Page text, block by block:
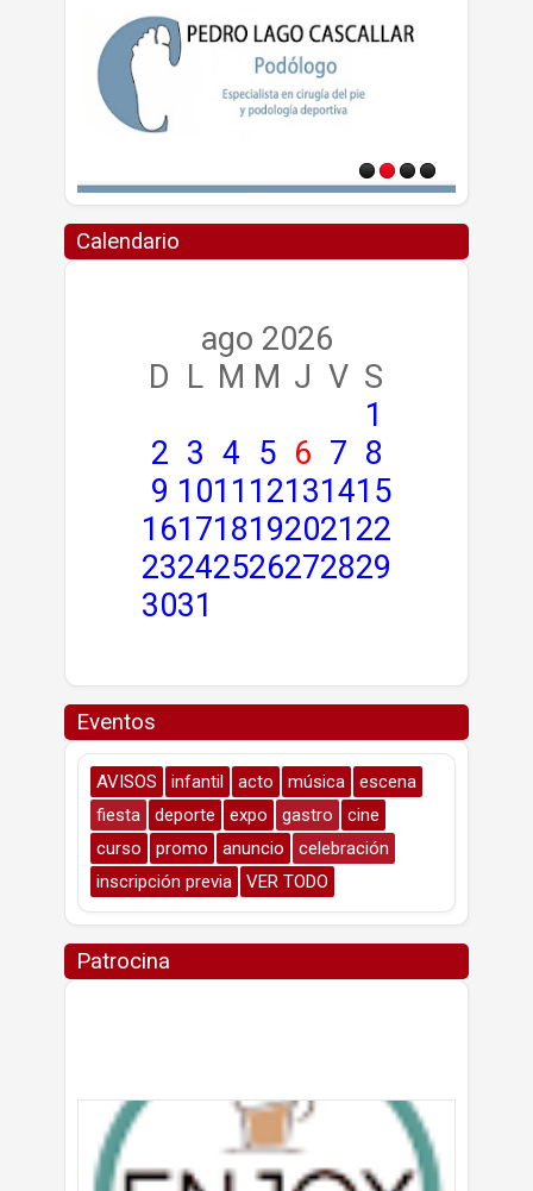
Calendario
ago 2026
D L M M J V S
1
2 3 4 5 6 7 8
9 1011 12131415
16171819202122
23242526272829
3031
Eventos
AVISOS infantil acto música
escena
fiesta
deporte expo gastro
cine
curso
promo anuncio
celebración
inscripción previa
VER TODO
Patrocina